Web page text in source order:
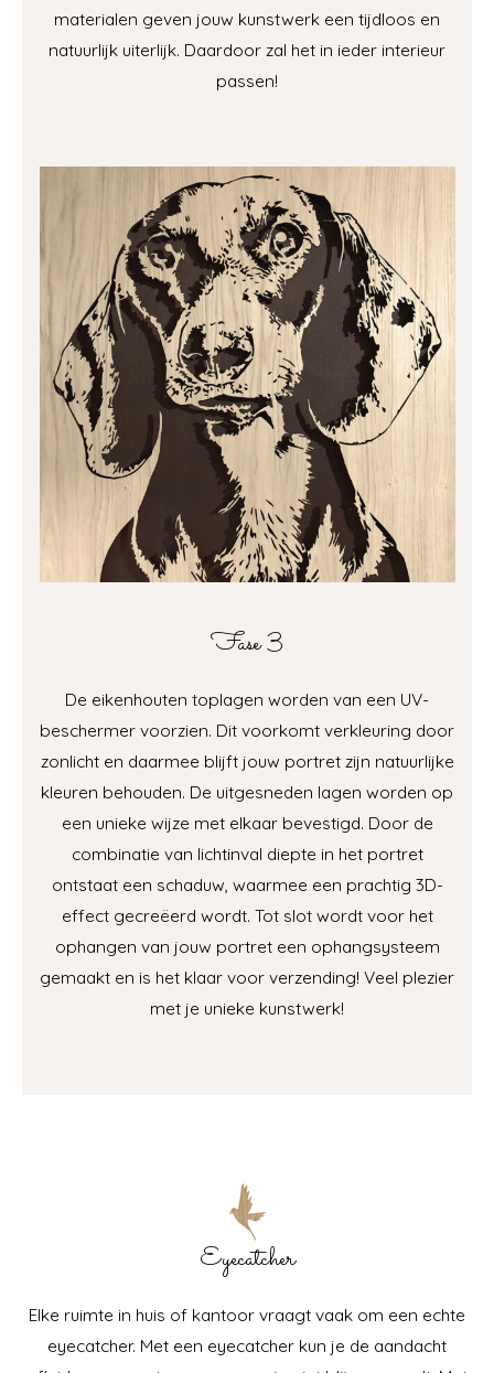
materialen geven jouw kunstwerk een tijdloos en
natuurlijk uiterlijk. Daardoor zal het in ieder interieur
passen!
Fase 3
De eikenhouten toplagen worden van een UV-
beschermer voorzien. Dit voorkomt verkleuring door
zonlicht en daarmee blijft jouw portret zijn natuurlijke
kleuren behouden. De uitgesneden lagen worden op
een unieke wijze met elkaar bevestigd. Door de
combinatie van lichtinval diepte in het portret
ontstaat een schaduw, waarmee een prachtig 3D-
effect gecreëerd wordt. Tot slot wordt voor het
ophangen van jouw portret een ophangsysteem
gemaakt en is het klaar voor verzending! Veel plezier
met je unieke kunstwerk!
Eyecatcher
Elke ruimte in huis of kantoor vraagt vaak om een echte
eyecatcher. Met een eyecatcher kun je de aandacht